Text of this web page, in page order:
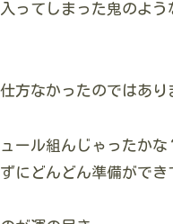
ってしまった鬼のよう
方なかったのではあり
ール組んじゃったかな
にどんどん準備ができ